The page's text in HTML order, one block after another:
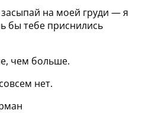
на моей груди — я
бы тебе приснились
чем больше.
нет.